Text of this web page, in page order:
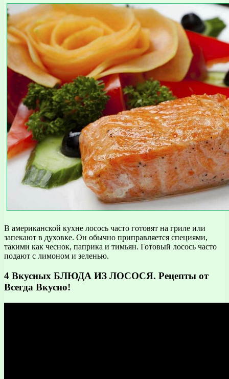
В американской кухне лосось часто готовят на гриле или
запекают в духовке. Он обычно приправляется специями,
такими как чеснок, паприка и тимьян. Готовый лосось часто
подают с лимоном и зеленью.
4 Вкусных БЛЮДА ИЗ ЛОСОСЯ. Рецепты от
Всегда Вкусно!